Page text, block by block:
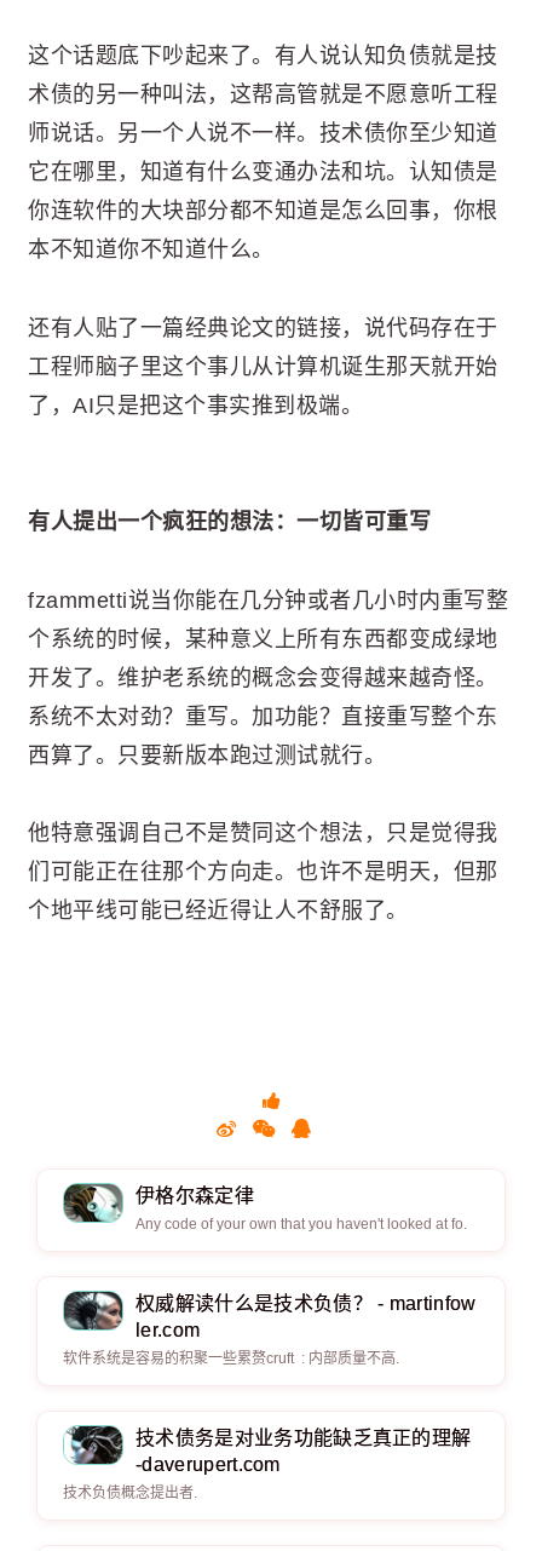
这个话题底下吵起来了。有人说认知负债就是技
术债的另一种叫法，这帮高管就是不愿意听工程
师说话。另一个人说不一样。技术债你至少知道
它在哪里，知道有什么变通办法和坑。认知债是
你连软件的大块部分都不知道是怎么回事，你根
本不知道你不知道什么。
还有人贴了一篇经典论文的链接，说代码存在于
工程师脑子里这个事儿从计算机诞生那天就开始
了，AI只是把这个事实推到极端。
有人提出一个疯狂的想法：一切皆可重写
fzammetti说当你能在几分钟或者几小时内重写整
个系统的时候，某种意义上所有东西都变成绿地
开发了。维护老系统的概念会变得越来越奇怪。
系统不太对劲？重写。加功能？直接重写整个东
西算了。只要新版本跑过测试就行。
他特意强调自己不是赞同这个想法，只是觉得我
们可能正在往那个方向走。也许不是明天，但那
个地平线可能已经近得让人不舒服了。
伊格尔森定律
Any code of your own that you haven't looked at fo.
权威解读什么是技术负债？ - martinfow
ler.com
软件系统是容易的积聚一些累赘cruft : 内部质量不高.
技术债务是对业务功能缺乏真正的理解
-daverupert.com
技术负债概念提出者.